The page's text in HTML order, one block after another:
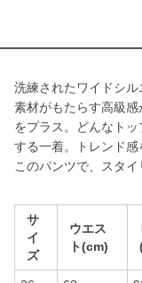
洗練されたワイドシ
素材がもたらす高級
をプラス。どんなト
する一着。トレンド
このパンツで、スタイ
サ
イ
ズ
ウエス
ト(cm)